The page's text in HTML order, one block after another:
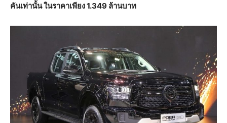
คันเท่านั้นในราคาเพียง1.349 ล้านบาท